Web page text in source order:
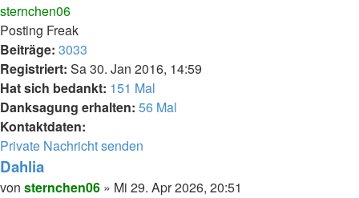
sternchen06
Posting Freak
Beiträge: 3033
Registriert: Sa 30. Jan 2016, 14:59
Hat sich bedankt: 151 Mal
Danksagung erhalten: 56 Mal
Kontaktdaten:
Kontaktdaten
von
sternchen06
Private Nachricht senden
Dahlia
Melden
Zitieren
Beitrag
von sternchen06 » Mi 29. Apr 2026, 20:51